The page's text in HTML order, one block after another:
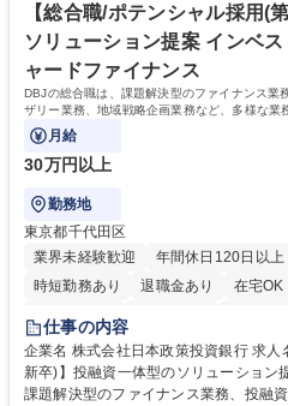
を込めてコミュニケーションをとりな
す。 学歴・資格 学歴：大学院 大学 高専 短大 専修学校 高校 語学力： 資
格：
【総合職/ポテンシャル採用(
ソリューション提案 インベ
ャードファイナンス
DBJの総合職は、課題解決型のファイナンス業
ザリー業務、地域戦略企画業務など、多様な業
広く社会に貢献していく職種です。
月給
30万円以上
勤務地
東京都千代田区
業界未経験歓迎
年間休日120日以上
時短勤務あり
退職金あり 在宅OK
駅近5分以内
食事補助あり
託児所あり
仕事の内容
企業名 株式会社日本政策投資銀行 求人名 【総合職/ポテンシャル採用(第2
新卒)】投融資一体型のソリューション提案 仕事の内容 DBJの総
課題解決型のファイナンス業務、投融